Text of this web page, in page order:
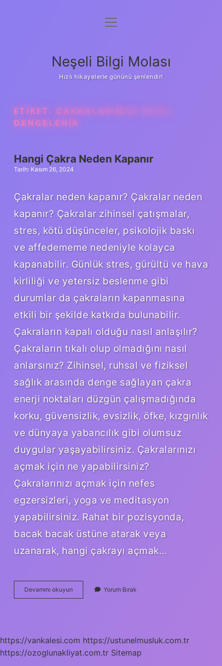
Anasayfa
Yasal Uyarı
menüyü
Neşeli Bilgi Molası
Hızlı hikayelerle gününü şenlendir!
ETIKET: ÇAKRALARIMIZI NASIL
DENGELENIR
Hangi Çakra Neden Kapanır
Tarih: Kasım 26, 2024
Çakralar neden kapanır? Çakralar neden
kapanır? Çakralar zihinsel çatışmalar,
stres, kötü düşünceler, psikolojik baskı
ve affedememe nedeniyle kolayca
kapanabilir. Günlük stres, gürültü ve hava
kirliliği ve yetersiz beslenme gibi
durumlar da çakraların kapanmasına
etkili bir şekilde katkıda bulunabilir.
Çakraların kapalı olduğu nasıl anlaşılır?
Çakraların tıkalı olup olmadığını nasıl
anlarsınız? Zihinsel, ruhsal ve fiziksel
sağlık arasında denge sağlayan çakra
enerji noktaları düzgün çalışmadığında
korku, güvensizlik, evsizlik, öfke, kızgınlık
ve dünyaya yabancılık gibi olumsuz
duygular yaşayabilirsiniz. Çakralarınızı
açmak için ne yapabilirsiniz?
Çakralarınızı açmak için nefes
egzersizleri, yoga ve meditasyon
yapabilirsiniz. Rahat bir pozisyonda,
bacak bacak üstüne atarak veya
uzanarak, hangi çakrayı açmak…
Devamını okuyun
Çakra
Yorum Bırak
https://vankalesi.com https://ustunelmusluk.com.tr
https://ozoglunakliyat.com.tr Sitemap